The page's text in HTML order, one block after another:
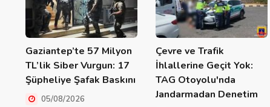
Gaziantep’te 57 Milyon
TL’lik Siber Vurgun: 17
Şüpheliye Şafak Baskını
05/08/2026
Çevre ve Trafik
İhlallerine Geçit Yok:
TAG Otoyolu'nda
Jandarmadan Denetim